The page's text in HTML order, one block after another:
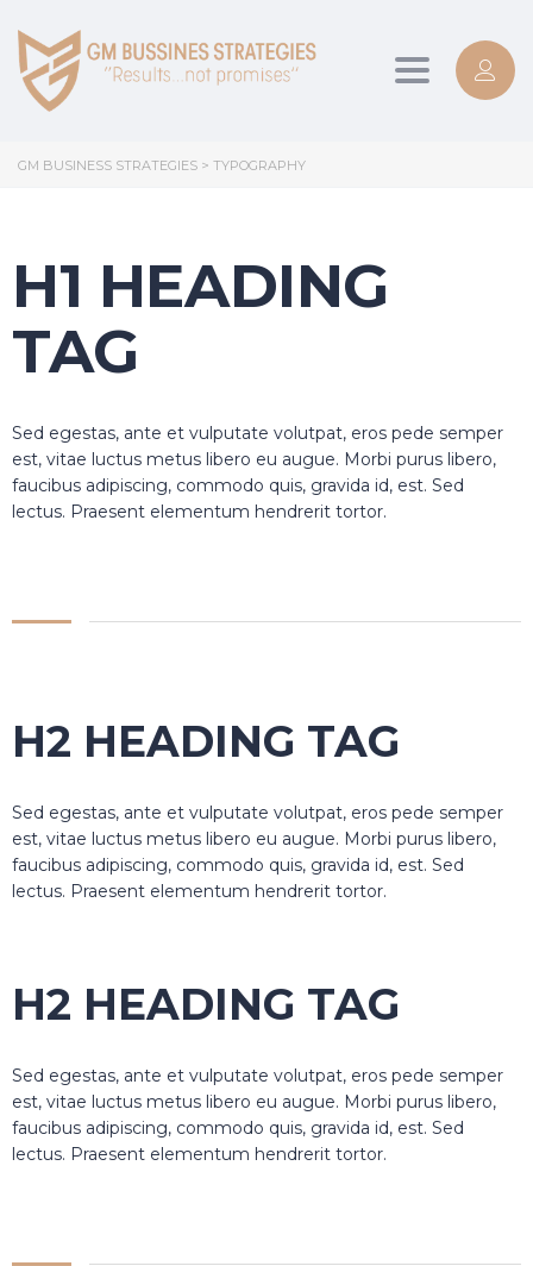
Toggle
GM BUSINESS STRATEGIES > TYPOGRAPHY
H1 HEADING
TAG
Sed egestas, ante et vulputate volutpat, eros pede semper
est, vitae luctus metus libero eu augue. Morbi purus libero,
faucibus adipiscing, commodo quis, gravida id, est. Sed
lectus. Praesent elementum hendrerit tortor.
H2 HEADING TAG
Sed egestas, ante et vulputate volutpat, eros pede semper
est, vitae luctus metus libero eu augue. Morbi purus libero,
faucibus adipiscing, commodo quis, gravida id, est. Sed
lectus. Praesent elementum hendrerit tortor.
H2 HEADING TAG
Sed egestas, ante et vulputate volutpat, eros pede semper
est, vitae luctus metus libero eu augue. Morbi purus libero,
faucibus adipiscing, commodo quis, gravida id, est. Sed
lectus. Praesent elementum hendrerit tortor.